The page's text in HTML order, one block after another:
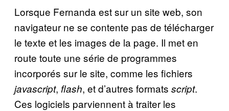
Lorsque Fernanda est sur un site web, son
navigateur ne se contente pas de télécharger
le texte et les images de la page. Il met en
route toute une série de programmes
incorporés sur le site, comme les fichiers
javascript, flash, et d’autres formats script.
Ces logiciels parviennent à traiter les